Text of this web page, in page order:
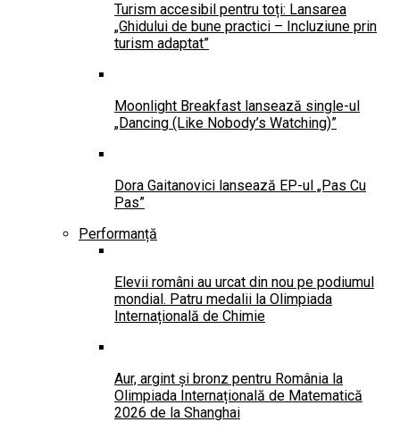
Turism accesibil pentru toți: Lansarea
„Ghidului de bune practici – Incluziune prin
turism adaptat”
Moonlight Breakfast lansează single-ul
„Dancing (Like Nobody’s Watching)”
Dora Gaitanovici lansează EP-ul „Pas Cu
Pas”
Performanță
Elevii români au urcat din nou pe podiumul
mondial. Patru medalii la Olimpiada
Internațională de Chimie
Aur, argint și bronz pentru România la
Olimpiada Internațională de Matematică
2026 de la Shanghai